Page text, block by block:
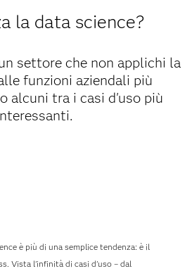
la data science?
settore che non applichi la
funzioni aziendali più
alcuni tra i casi d'uso più
è più di una semplice tendenza: è il
Vista l'infinità di casi d'uso – dal